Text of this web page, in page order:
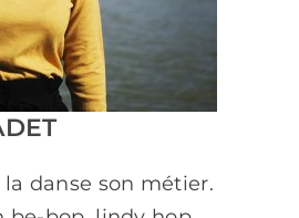
danse son métier.